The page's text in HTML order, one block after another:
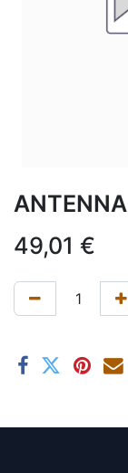
ANTENNA
49,01 €